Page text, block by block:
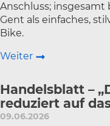
Anschluss; insgesamt
Gent als einfaches,
Bike.
Weiter
Handelsblatt –
reduziert auf
09.06.2026